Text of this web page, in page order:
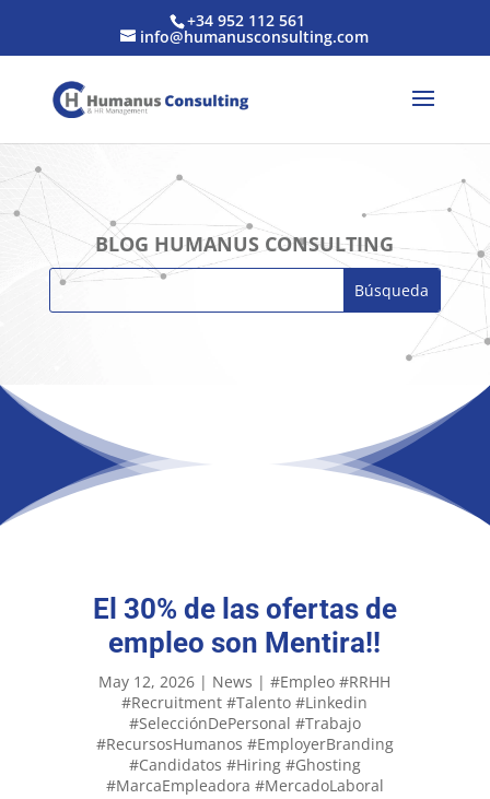
+34 952 112 561
info@humanusconsulting.com
BLOG HUMANUS CONSULTING
El 30% de las ofertas de
empleo son Mentira!!
May 12, 2026 | News |#Empleo #RRHH
#Recruitment #Talento #Linkedin
#SelecciónDePersonal #Trabajo
#RecursosHumanos #EmployerBranding
#Candidatos #Hiring #Ghosting
#MarcaEmpleadora #MercadoLaboral